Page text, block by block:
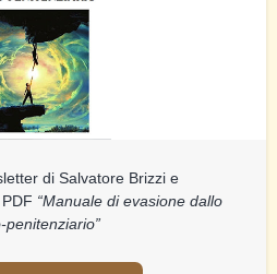
di Salvatore Brizzi e
PDF “Manuale di evasione dallo
penitenziario”